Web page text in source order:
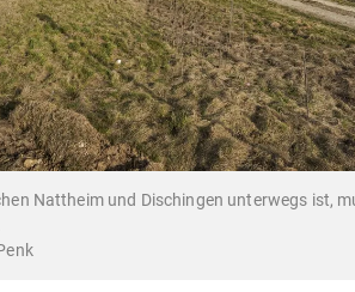
Nattheim und Dischingen unterwegs ist,